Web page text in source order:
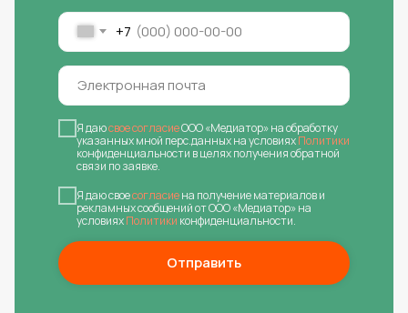
+7
Я даюсвое согласиеООО «Медиатор» на обработку
указанных мной перс.данных на условияхПолитики
конфиденциальности в целях получения обратной
связи по заявке.
Я даю своесогласиена получение материалов и
рекламных сообщений от ООО «Медиатор» на
условияхПолитики конфиденциальности.
Отправить